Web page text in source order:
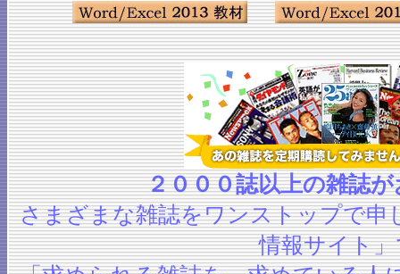
２０００誌以上の雑誌
さまざまな雑誌をワンストップで申
情報サイト